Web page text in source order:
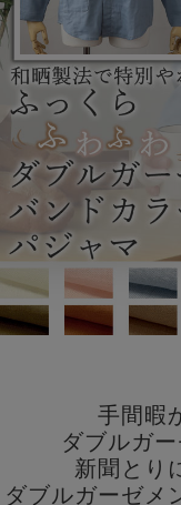
手間暇
ダブルガ
新聞とり
ダブルガーゼメ